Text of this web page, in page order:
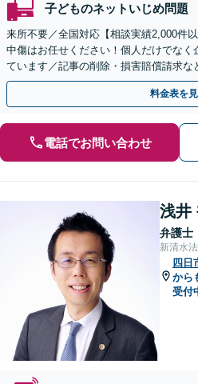
子どものネットいじめ問題
来所不要／全国対応【相談実績2,000件
中傷はお任せください！個人だけでなく
ています／記事の削除・損害賠償請求な
可】【初回相談無料】【夜間休日面談可
料金表を
電話でお問い合わせ
浅井
弁護士
新清水
四日
から
受付